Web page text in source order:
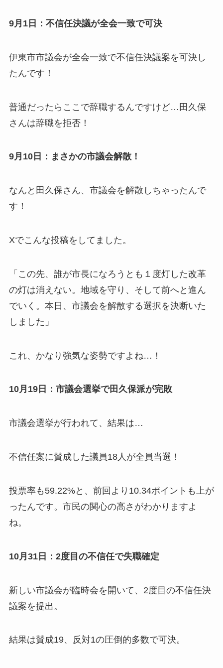
9月1日：不信任決議が全会一致で可決
伊東市市議会が全会一致で不信任決議案を可決し
たんです！
普通だったらここで辞職するんですけど…田久保
さんは辞職を拒否！
9月10日：まさかの市議会解散！
なんと田久保さん、市議会を解散しちゃったんで
す！
Xでこんな投稿をしてました。
「この先、誰が市長になろうとも１度灯した改革
の灯は消えない。地域を守り、そして前へと進ん
でいく。本日、市議会を解散する選択を決断いた
しました」
これ、かなり強気な姿勢ですよね…！
10月19日：市議会選挙で田久保派が完敗
市議会選挙が行われて、結果は…
不信任案に賛成した議員18人が全員当選！
投票率も59.22%と、前回より10.34ポイントも上が
ったんです。市民の関心の高さがわかりますよ
ね。
10月31日：2度目の不信任で失職確定
新しい市議会が臨時会を開いて、2度目の不信任決
議案を提出。
結果は賛成19、反対1の圧倒的多数で可決。